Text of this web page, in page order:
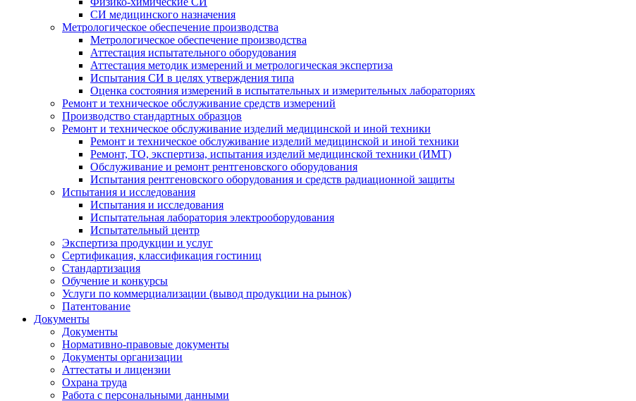
СИ медицинского назначения
Метрологическое обеспечение производства
Метрологическое обеспечение производства
Аттестация испытательного оборудования
Аттестация методик измерений и метрологическая экспертиза
Испытания СИ в целях утверждения типа
Оценка состояния измерений в испытательных и измерительных лабораториях
Ремонт и техническое обслуживание средств измерений
Производство стандартных образцов
Ремонт и техническое обслуживание изделий медицинской и иной техники
Ремонт и техническое обслуживание изделий медицинской и иной техники
Ремонт, ТО, экспертиза, испытания изделий медицинской техники (ИМТ)
Обслуживание и ремонт рентгеновского оборудования
Испытания рентгеновского оборудования и средств радиационной защиты
Испытания и исследования
Испытания и исследования
Испытательная лаборатория электрооборудования
Испытательный центр
Экспертиза продукции и услуг
Сертификация, классификация гостиниц
Стандартизация
Обучение и конкурсы
Услуги по коммерциализации (вывод продукции на рынок)
Патентование
Документы
Документы
Нормативно-правовые документы
Документы организации
Аттестаты и лицензии
Охрана труда
Работа с персональными данными